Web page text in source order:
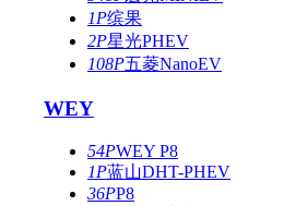
1P缤果
2P星光PHEV
108P五菱NanoEV
WEY
54PWEY P8
1P蓝山DHT-PHEV
36PP8